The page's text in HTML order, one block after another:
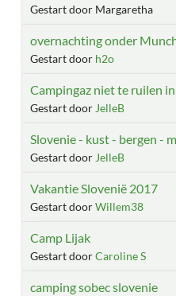
Gestart door Margaretha
overnachting onder
Gestart door h2o
Campingaz niet te ruilen
Gestart door JelleB
Slovenie - kust - bergen -
Gestart door JelleB
Vakantie Slovenië 2017
Gestart doorWillem38
Camp Lijak
Gestart doorCaroline S
camping sobec slovenie